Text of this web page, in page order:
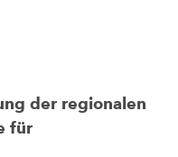
der regionalen
für